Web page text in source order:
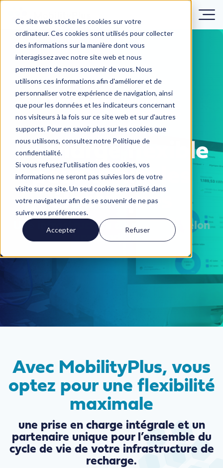
Ce site web stocke les cookies sur votre
ordinateur. Ces cookies sont utilisés pour collecter
des informations sur la manière dont vous
interagissez avec notre site web et nous
permettent de nous souvenir de vous. Nous
utilisons ces informations afin d'améliorer et de
personnaliser votre expérience de navigation, ainsi
que pour les données et les indicateurs concernant
nos visiteurs à la fois sur ce site web et sur d'autres
supports. Pour en savoir plus sur les cookies que
nous utilisons, consultez notre Politique de
confidentialité.
Si vous refusez l'utilisation des cookies, vos
informations ne seront pas suivies lors de votre
visite sur ce site. Un seul cookie sera utilisé dans
votre navigateur afin de se souvenir de ne pas
suivre vos préférences.
Accepter Refuser
Recharge flexible
pour véhicules
électriques
Une infrastructure de recharge selon
vos conditions
Avec MobilityPlus, vous
optez pour une flexibilité
maximale
une prise en charge intégrale et un
partenaire unique pour l’ensemble du
cycle de vie de votre infrastructure de
recharge.